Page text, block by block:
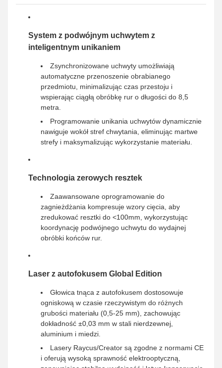
System z podwójnym uchwytem z
inteligentnym unikaniem
Zsynchronizowane uchwyty umożliwiają
automatyczne przenoszenie obrabianego
przedmiotu, minimalizując czas przestoju i
wspierając ciągłą obróbkę rur o długości do 8,5
metra.
Programowanie unikania uchwytów dynamicznie
nawiguje wokół stref chwytania, eliminując martwe
strefy i maksymalizując wykorzystanie materiału.
Technologia zerowych resztek
Zaawansowane oprogramowanie do
zagnieżdżania kompresuje wzory cięcia, aby
zredukować resztki do <100mm, wykorzystując
koordynację podwójnego uchwytu do wydajnej
obróbki końców rur.
Laser z autofokusem Global Edition
Głowica tnąca z autofokusem dostosowuje
ogniskową w czasie rzeczywistym do różnych
grubości materiału (0,5-25 mm), zachowując
dokładność ±0,03 mm w stali nierdzewnej,
aluminium i miedzi.
Lasery Raycus/Creator są zgodne z normami CE
i oferują wysoką sprawność elektrooptyczną,